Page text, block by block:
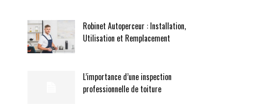
Robinet Autoperceur : Installation,
Utilisation et Remplacement
L’importance d’une inspection
professionnelle de toiture